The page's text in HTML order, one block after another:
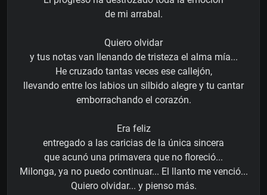
de mi arrabal.
Quiero olvidar
y tus notas van llenando de tristeza el alma mía...
He cruzado tantas veces ese callejón,
llevando entre los labios un silbido alegre y tu cantar
emborrachando el corazón.
Era feliz
entregado a las caricias de la única sincera
que acunó una primavera que no floreció...
Milonga, ya no puedo continuar... El llanto me venció...
Quiero olvidar... y pienso más.